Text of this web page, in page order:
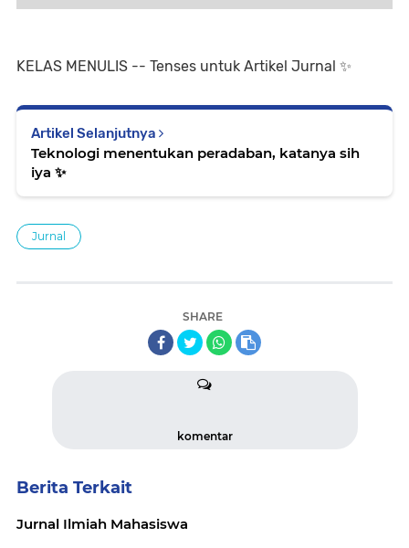
KELAS MENULIS -- Tenses untuk Artikel Jurnal ✨️
Artikel Selanjutnya
Teknologi menentukan peradaban, katanya sih
iya ✨️
Jurnal
SHARE
komentar
Berita Terkait
Jurnal Ilmiah Mahasiswa